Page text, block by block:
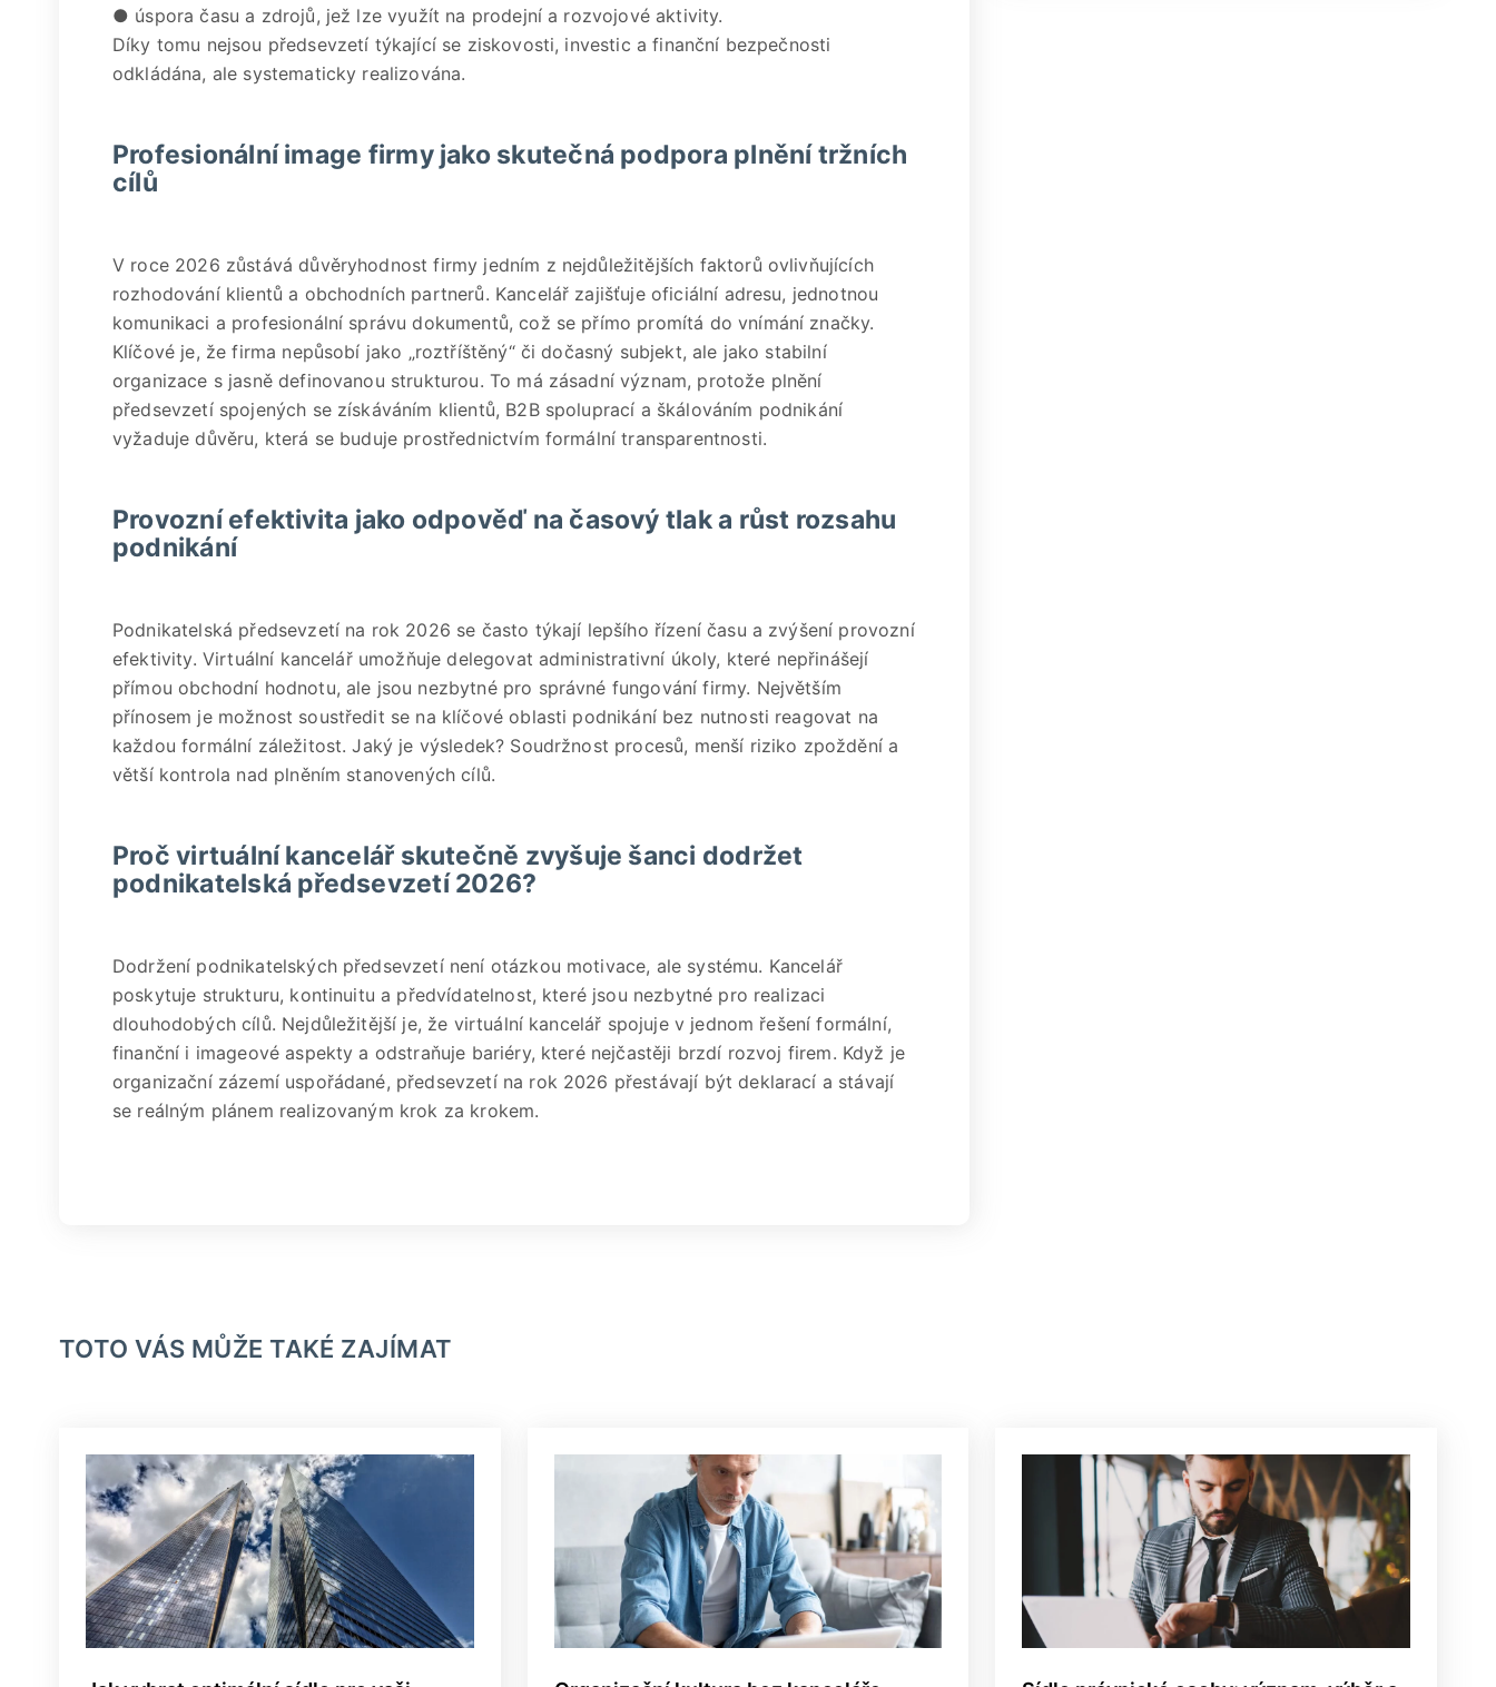
● úspora času a zdrojů, jež lze využít na prodejní a rozvojové aktivity.
Díky tomu nejsou předsevzetí týkající se ziskovosti, investic a finanční bezpečnosti
odkládána, ale systematicky realizována.
Profesionální image firmy jako skutečná podpora plnění tržních
cílů
V roce 2026 zůstává důvěryhodnost firmy jedním z nejdůležitějších faktorů ovlivňujících
rozhodování klientů a obchodních partnerů. Kancelář zajišťuje oficiální adresu, jednotnou
komunikaci a profesionální správu dokumentů, což se přímo promítá do vnímání značky.
Klíčové je, že firma nepůsobí jako „roztříštěný“ či dočasný subjekt, ale jako stabilní
organizace s jasně definovanou strukturou. To má zásadní význam, protože plnění
předsevzetí spojených se získáváním klientů, B2B spoluprací a škálováním podnikání
vyžaduje důvěru, která se buduje prostřednictvím formální transparentnosti.
Provozní efektivita jako odpověď na časový tlak a růst rozsahu
podnikání
Podnikatelská předsevzetí na rok 2026 se často týkají lepšího řízení času a zvýšení provozní
efektivity. Virtuální kancelář umožňuje delegovat administrativní úkoly, které nepřinášejí
přímou obchodní hodnotu, ale jsou nezbytné pro správné fungování firmy. Největším
přínosem je možnost soustředit se na klíčové oblasti podnikání bez nutnosti reagovat na
každou formální záležitost. Jaký je výsledek? Soudržnost procesů, menší riziko zpoždění a
větší kontrola nad plněním stanovených cílů.
Proč virtuální kancelář skutečně zvyšuje šanci dodržet
podnikatelská předsevzetí 2026?
Dodržení podnikatelských předsevzetí není otázkou motivace, ale systému. Kancelář
poskytuje strukturu, kontinuitu a předvídatelnost, které jsou nezbytné pro realizaci
dlouhodobých cílů. Nejdůležitější je, že virtuální kancelář spojuje v jednom řešení formální,
finanční i imageové aspekty a odstraňuje bariéry, které nejčastěji brzdí rozvoj firem. Když je
organizační zázemí uspořádané, předsevzetí na rok 2026 přestávají být deklarací a stávají
se reálným plánem realizovaným krok za krokem.
TOTO VÁS MŮŽE TAKÉ ZAJÍMAT